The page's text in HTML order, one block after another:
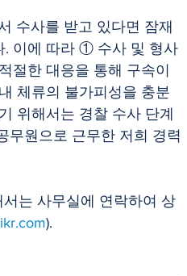
수사를 받고 있다면 잠재
. 이에 따라 ① 수사 및 형사
절한 대응을 통해 구속이
체류의 불가피성을 충분
위해서는 경찰 수사 단계
무원으로 근무한 저희 경력
는 사무실에 연락하여 상
).